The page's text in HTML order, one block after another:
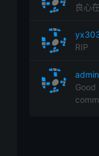
良心
RIP
admin